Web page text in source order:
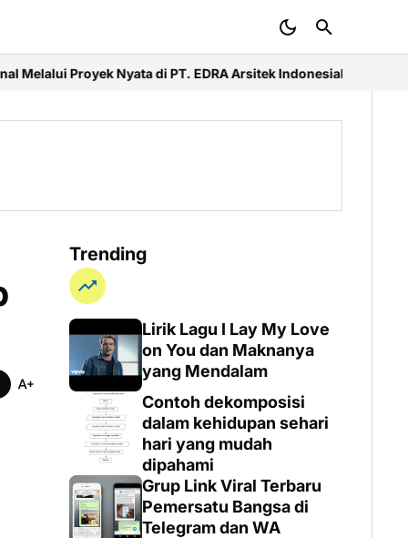
di PT. EDRA Arsitek IndonesiaMerdeka Ride 2026 dan
Trending
Lirik Lagu I Lay My Love
on You dan Maknanya
yang Mendalam
Contoh dekomposisi
dalam kehidupan sehari
hari yang mudah
dipahami
Grup Link Viral Terbaru
Pemersatu Bangsa di
Telegram dan WA